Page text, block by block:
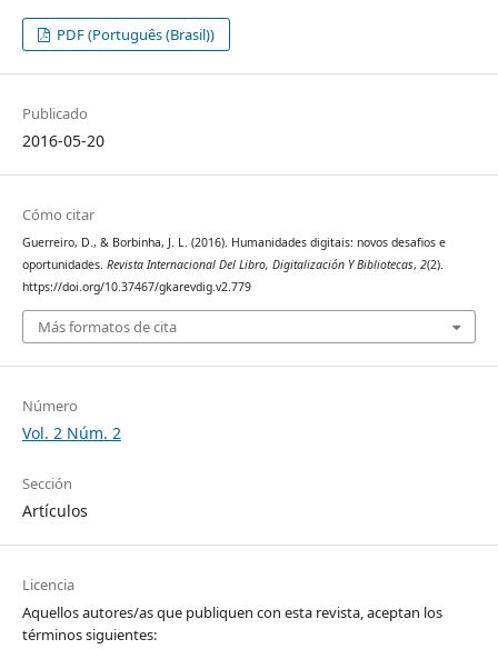
PDF (Português (Brasil))
Publicado
2016-05-20
Cómo citar
Guerreiro, D., & Borbinha, J. L. (2016). Humanidades digitais: novos desafios e
oportunidades. Revista Internacional Del Libro, Digitalización Y Bibliotecas, 2(2).
https://doi.org/10.37467/gkarevdig.v2.779
Más formatos de cita
Número
Vol. 2 Núm. 2
Sección
Artículos
Licencia
Aquellos autores/as que publiquen con esta revista, aceptan los
términos siguientes: